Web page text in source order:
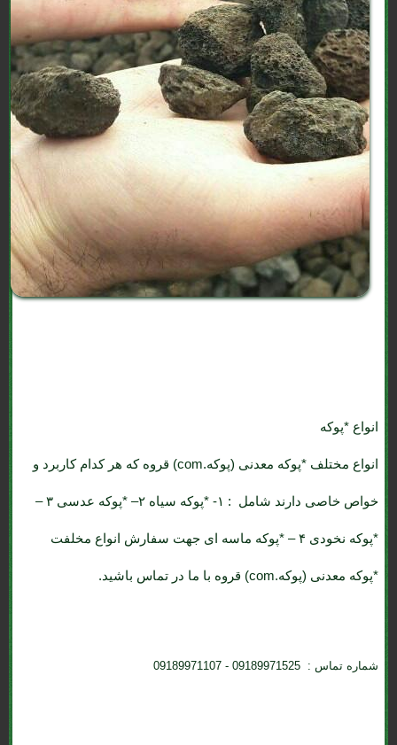
انواع *پوکه
انواع مختلف *پوکه معدنی (پوکه.com) قروه که هر کدام کاربرد و
خواص خاصی دارند شامل : ۱- *پوکه سیاه ۲– *پوکه عدسی ۳ –
*پوکه نخودی ۴ – *پوکه ماسه ای جهت سفارش انواع مخلفت
*پوکه معدنی (پوکه.com) قروه با ما در تماس باشید.
شماره تماس : 09189971525 - 09189971107